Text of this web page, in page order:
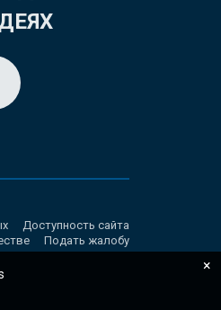
Доступность сайта
Подать жалобу
×